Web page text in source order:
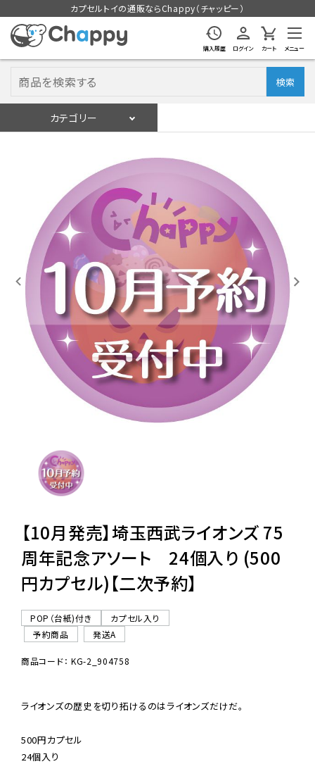
カプセルトイの通販ならChappy（チャッピー）
購入履歴 ログイン カート メニュー
検索
カテゴリー
入荷スケジュールをチェック
カプセルトイマシン本体
カプセルトイ
販促用空カプセル
レンタル
景品・玩具・文具
販促用カプセルトイ
ご利用ガイド
06-6282-7659
【10月発売】埼玉西武ライオンズ 75
周年記念アソート 24個入り (500
円カプセル)【二次予約】
POP（台紙)付き
カプセル入り
予約商品
発送A
商品コード： KG-2_904758
ライオンズの歴史を切り拓けるのはライオンズだけだ。
500円カプセル
24個入り